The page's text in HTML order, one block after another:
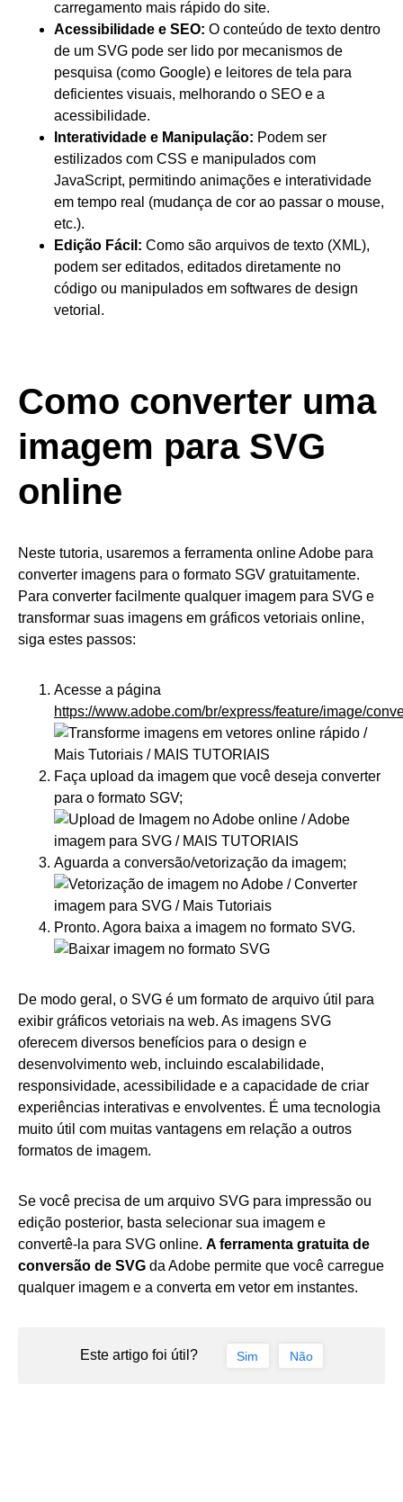
carregamento mais rápido do site.
Acessibilidade e SEO: O conteúdo de texto dentro
de um SVG pode ser lido por mecanismos de
pesquisa (como Google) e leitores de tela para
deficientes visuais, melhorando o SEO e a
acessibilidade.
Interatividade e Manipulação: Podem ser
estilizados com CSS e manipulados com
JavaScript, permitindo animações e interatividade
em tempo real (mudança de cor ao passar o mouse,
etc.).
Edição Fácil : Como são arquivos de texto (XML),
podem ser editados, editados diretamente no
código ou manipulados em softwares de design
vetorial.
Como converter uma
imagem para SVG
online
Neste tutoria, usaremos a ferramenta online Adobe para
converter imagens para o formato SGV gratuitamente.
Para converter facilmente qualquer imagem para SVG e
transformar suas imagens em gráficos vetoriais online,
siga estes passos:
Acesse a página
https://www.adobe.com/br/express/feature/image/
Faça upload da imagem que você deseja converter
para o formato SGV;
Aguarda a conversão/vetorização da imagem;
Pronto. Agora baixa a imagem no formato SVG.
De modo geral, o SVG é um formato de arquivo útil para
exibir gráficos vetoriais na web. As imagens SVG
oferecem diversos benefícios para o design e
desenvolvimento web, incluindo escalabilidade,
responsividade, acessibilidade e a capacidade de criar
experiências interativas e envolventes. É uma tecnologia
muito útil com muitas vantagens em relação a outros
formatos de imagem.
Se você precisa de um arquivo SVG para impressão ou
edição posterior, basta selecionar sua imagem e
convertê-la para SVG online. A ferramenta gratuita de
conversão de SVG da Adobe permite que você carregue
qualquer imagem e a converta em vetor em instantes.
Este artigo foi útil? Sim Não